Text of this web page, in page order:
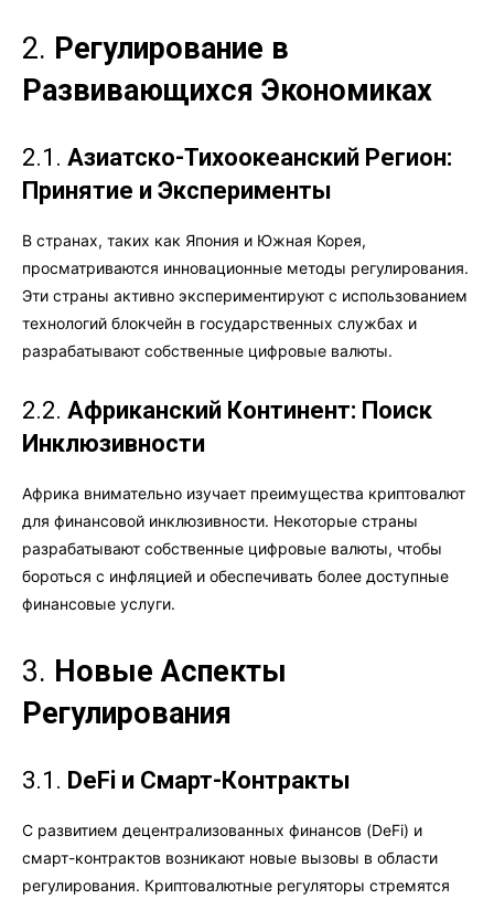
2. Регулирование в
Развивающихся Экономиках
2.1. Азиатско-Тихоокеанский Регион:
Принятие и Эксперименты
В странах, таких как Япония и Южная Корея,
просматриваются инновационные методы регулирования.
Эти страны активно экспериментируют с использованием
технологий блокчейн в государственных службах и
разрабатывают собственные цифровые валюты.
2.2. Африканский Континент: Поиск
Инклюзивности
Африка внимательно изучает преимущества криптовалют
для финансовой инклюзивности. Некоторые страны
разрабатывают собственные цифровые валюты, чтобы
бороться с инфляцией и обеспечивать более доступные
финансовые услуги.
3. Новые Аспекты
Регулирования
3.1. DeFi и Смарт-Контракты
С развитием децентрализованных финансов (DeFi) и
смарт-контрактов возникают новые вызовы в области
регулирования. Криптовалютные регуляторы стремятся